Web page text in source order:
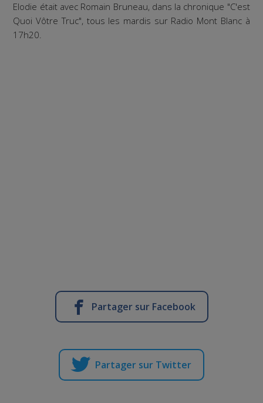
Elodie était avec Romain Bruneau, dans la chronique "C'est
Quoi Vôtre Truc", tous les mardis sur Radio Mont Blanc à
17h20.
Partager sur Facebook
Partager sur Twitter